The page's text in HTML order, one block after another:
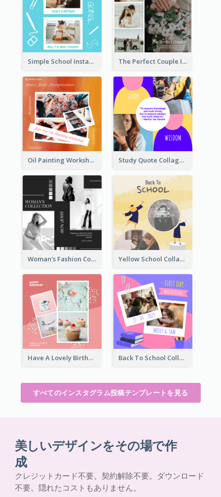
Simple School Instagram Post The Perfect Couple Instagram Post
Oil Painting Workshop Instagram Post Study Quote Collage Instagram Post
Woman's Fashion Collection Instagram Post Yellow School Collage Instagram Post
Have A Lovely Birthday Instagram Post Back To School Collage Instagram Post
すべてのインスタグラム投稿テンプレートを見る
美しいデザインをその場で作
成
クレジットカード不要。契約解除不要。ダウンロード
不要。隠れたコストもありません。